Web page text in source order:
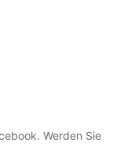
Werden Sie